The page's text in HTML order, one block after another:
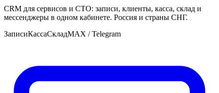
CRM для сервисов и СТО: записи, клиенты, касса, склад и
мессенджеры в одном кабинете. Россия и страны СНГ.
ЗаписиКассаСкладMAX / Telegram